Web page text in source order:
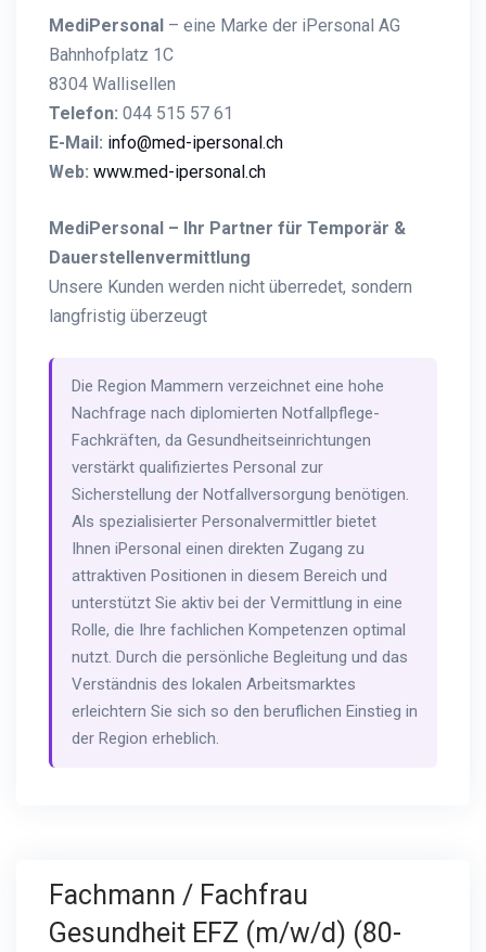
MediPersonal – eine Marke der iPersonal AG
Bahnhofplatz 1C
8304 Wallisellen
Telefon: 044 515 57 61
E-Mail: info@med-ipersonal.ch
Web: www.med-ipersonal.ch
MediPersonal – Ihr Partner für Temporär &
Dauerstellenvermittlung
Unsere Kunden werden nicht überredet, sondern
langfristig überzeugt
Die Region Mammern verzeichnet eine hohe
Nachfrage nach diplomierten Notfallpflege-
Fachkräften, da Gesundheitseinrichtungen
verstärkt qualifiziertes Personal zur
Sicherstellung der Notfallversorgung benötigen.
Als spezialisierter Personalvermittler bietet
Ihnen iPersonal einen direkten Zugang zu
attraktiven Positionen in diesem Bereich und
unterstützt Sie aktiv bei der Vermittlung in eine
Rolle, die Ihre fachlichen Kompetenzen optimal
nutzt. Durch die persönliche Begleitung und das
Verständnis des lokalen Arbeitsmarktes
erleichtern Sie sich so den beruflichen Einstieg in
der Region erheblich.
Fachmann / Fachfrau
Gesundheit EFZ (m/w/d) (80-